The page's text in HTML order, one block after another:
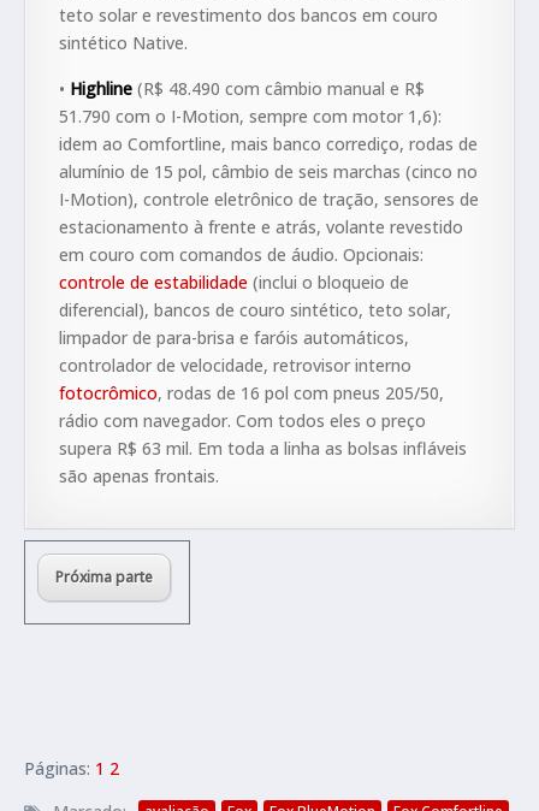
teto solar e revestimento dos bancos em couro
sintético Native.
• Highline (R$ 48.490 com câmbio manual e R$
51.790 com o I-Motion, sempre com motor 1,6):
idem ao Comfortline, mais banco corrediço, rodas de
alumínio de 15 pol, câmbio de seis marchas (cinco no
I-Motion), controle eletrônico de tração, sensores de
estacionamento à frente e atrás, volante revestido
em couro com comandos de áudio. Opcionais:
controle de estabilidade (inclui o bloqueio de
diferencial), bancos de couro sintético, teto solar,
limpador de para-brisa e faróis automáticos,
controlador de velocidade, retrovisor interno
fotocrômico, rodas de 16 pol com pneus 205/50,
rádio com navegador. Com todos eles o preço
supera R$ 63 mil. Em toda a linha as bolsas infláveis
são apenas frontais.
Próxima parte
Páginas: 1 2